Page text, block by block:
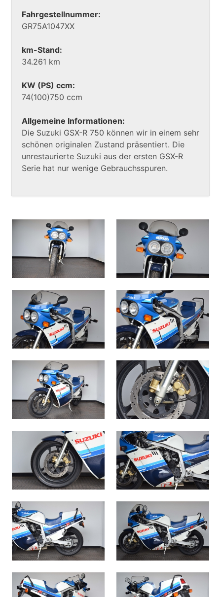
Fahrgestellnummer:
GR75A1047XX
km-Stand:
34.261 km
KW (PS) ccm:
74(100)750 ccm
Allgemeine Informationen:
Die Suzuki GSX-R 750 können wir in einem sehr
schönen originalen Zustand präsentiert. Die
unrestaurierte Suzuki aus der ersten GSX-R
Serie hat nur wenige Gebrauchsspuren.